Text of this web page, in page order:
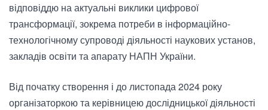
відповіддю на актуальні виклики цифрової
трансформації, зокрема потреби в інформаційно-
технологічному супроводі діяльності наукових установ,
закладів освіти та апарату НАПН України.
Від початку створення і до листопада 2024 року
організаторкою та керівницею дослідницької діяльності